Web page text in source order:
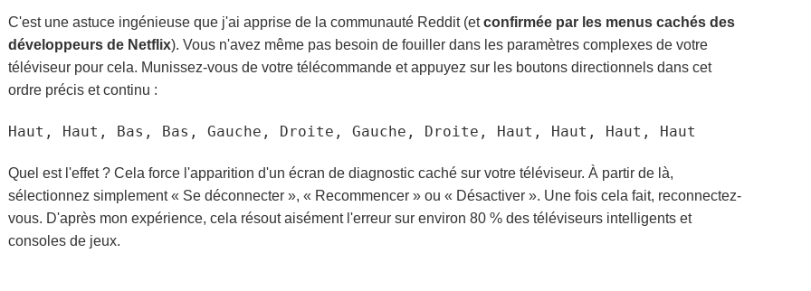
C'est une astuce ingénieuse que j'ai apprise de la communauté Reddit (etconfirmée par les menus cachés des
développeurs de Netflix). Vous n'avez même pas besoin de fouiller dans les paramètres complexes de votre
téléviseur pour cela. Munissez-vous de votre télécommande et appuyez sur les boutons directionnels dans cet
ordre précis et continu :
Haut, Haut, Bas, Bas, Gauche, Droite, Gauche, Droite, Haut, Haut, Haut, Haut
Quel est l'effet ? Cela force l'apparition d'un écran de diagnostic caché sur votre téléviseur. À partir de là,
sélectionnez simplement « Se déconnecter », « Recommencer » ou « Désactiver ». Une fois cela fait, reconnectez-
vous. D'après mon expérience, cela résout aisément l'erreur sur environ 80 % des téléviseurs intelligents et
consoles de jeux.